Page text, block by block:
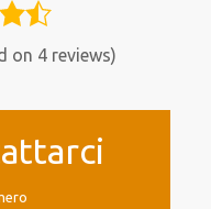
on 4 reviews)